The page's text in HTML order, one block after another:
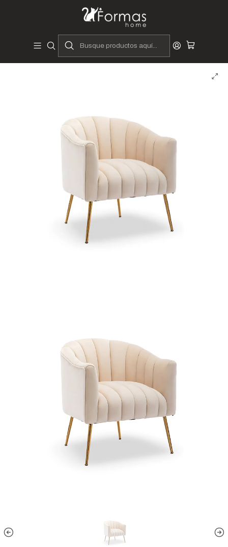
Diseñadores y Fabricantes Peruanos
Butacas y Banquetas
Butaca Alan